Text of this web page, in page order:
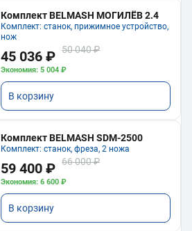
Комплект BELMASH МОГИЛЁВ 2.4
Комплект: станок, прижимное устройство,
нож
45 036 ₽ 50 040 ₽
Экономия: 5 004 ₽
В корзину
Комплект BELMASH SDM-2500
Комплект: станок, фреза, 2 ножа
59 400 ₽ 66 000 ₽
Экономия: 6 600 ₽
В корзину